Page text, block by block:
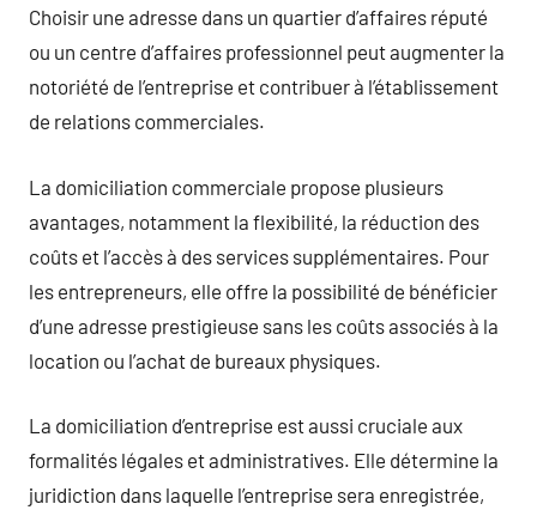
Choisir une adresse dans un quartier d’affaires réputé
ou un centre d’affaires professionnel peut augmenter la
notoriété de l’entreprise et contribuer à l’établissement
de relations commerciales.
La domiciliation commerciale propose plusieurs
avantages, notamment la flexibilité, la réduction des
coûts et l’accès à des services supplémentaires. Pour
les entrepreneurs, elle offre la possibilité de bénéficier
d’une adresse prestigieuse sans les coûts associés à la
location ou l’achat de bureaux physiques.
La domiciliation d’entreprise est aussi cruciale aux
formalités légales et administratives. Elle détermine la
juridiction dans laquelle l’entreprise sera enregistrée,